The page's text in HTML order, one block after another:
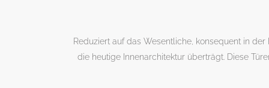
Reduziert auf das Wesentliche, konsequent in der
die heutige Innenarchitektur überträgt. Diese